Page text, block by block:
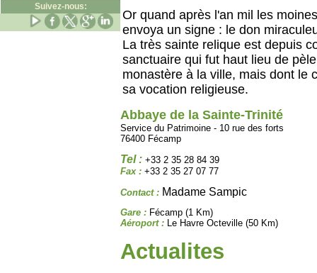
Suivez-nous:
Or quand après l'an mil les
envoya un signe : le don
La très sainte relique est depuis
sanctuaire qui fut haut lieu de
monastère à la ville, mais dont
sa vocation religieuse.
Abbaye de la Sainte-Trinité
Service du Patrimoine - 10 rue des forts
76400 Fécamp
Tel : +33 2 35 28 84 39
Fax : +33 2 35 27 07 77
Contact : Madame Sampic
Gare : Fécamp (1 Km)
Aéroport : Le Havre Octeville (50 Km)
Actualites